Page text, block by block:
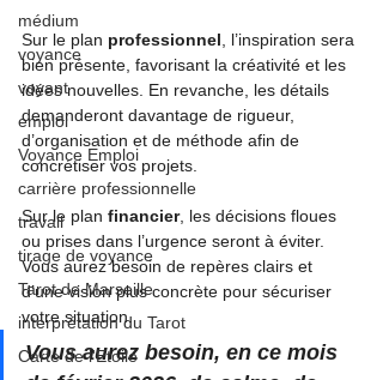
médium
voyance
voyant
emploi
Voyance Emploi
carrière professionnelle
travail
tirage de voyance
Tarot de Marseille
interprétation du Tarot
Carte de l'Etoile
Sur le plan professionnel, l’inspiration sera
bien présente, favorisant la créativité et les
idées nouvelles. En revanche, les détails
demanderont davantage de rigueur,
d’organisation et de méthode afin de
concrétiser vos projets.
Sur le plan financier, les décisions floues
ou prises dans l’urgence seront à éviter.
Vous aurez besoin de repères clairs et
d’une vision plus concrète pour sécuriser
votre situation.
Vous aurez besoin, en ce mois